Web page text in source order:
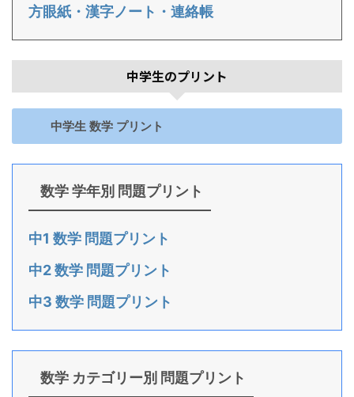
方眼紙・漢字ノート・連絡帳
中学生のプリント
中学生 数学 プリント
数学 学年別 問題プリント
中1 数学 問題プリント
中2 数学 問題プリント
中3 数学 問題プリント
数学 カテゴリー別 問題プリント